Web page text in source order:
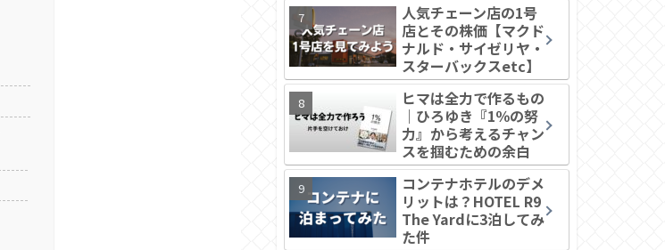
人気チェーン店の1号
店とその株価【マクド
ナルド・サイゼリヤ・
スターバックスetc】
ヒマは全力で作るもの
｜ひろゆき『1％の努
力』から考えるチャン
スを掴むための余白
コンテナホテルのデメ
リットは？HOTEL R9
The Yardに3泊してみ
た件